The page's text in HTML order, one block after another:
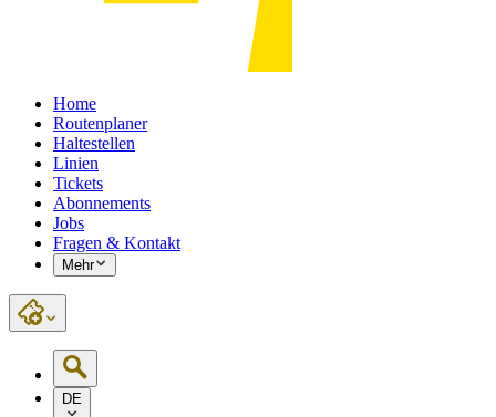
Home
Routenplaner
Haltestellen
Linien
Tickets
Abonnements
Jobs
Fragen & Kontakt
Mehr
DE